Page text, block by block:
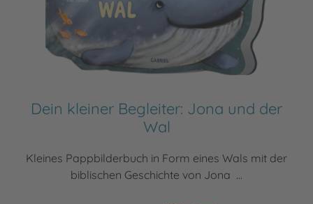
Dein kleiner Begleiter: Jona und der
Wal
Kleines Pappbilderbuch in Form eines Wals mit der
biblischen Geschichte von Jona ...